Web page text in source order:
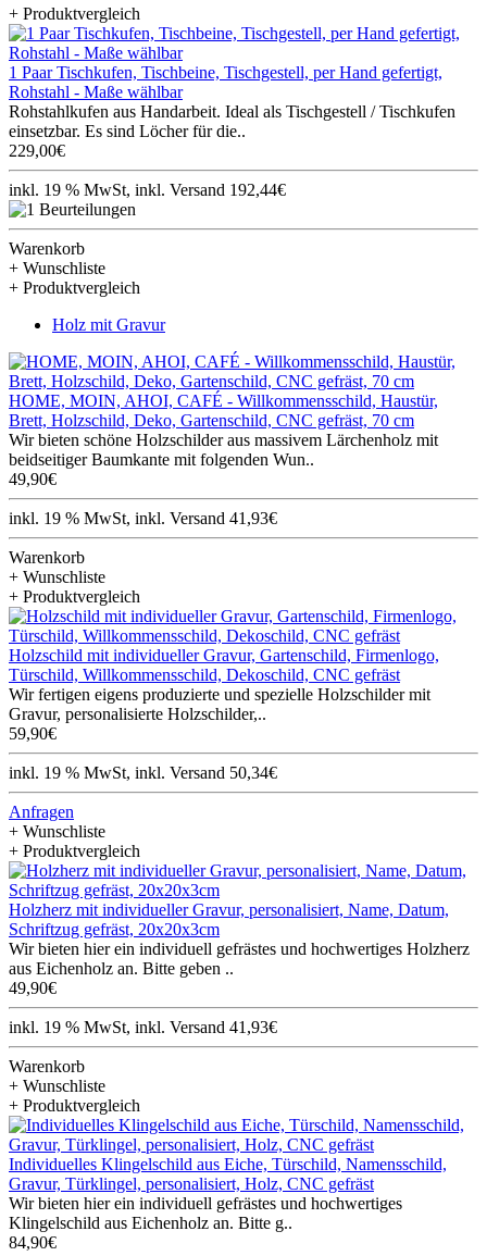
+ Produktvergleich
1 Paar Tischkufen, Tischbeine, Tischgestell, per Hand gefertigt,
Rohstahl - Maße wählbar
Rohstahlkufen aus Handarbeit. Ideal als Tischgestell / Tischkufen
einsetzbar. Es sind Löcher für die..
229,00€
inkl. 19 % MwSt, inkl. Versand 192,44€
Warenkorb
+ Wunschliste
+ Produktvergleich
Holz mit Gravur
HOME, MOIN, AHOI, CAFÉ - Willkommensschild, Haustür,
Brett, Holzschild, Deko, Gartenschild, CNC gefräst, 70 cm
Wir bieten schöne Holzschilder aus massivem Lärchenholz mit
beidseitiger Baumkante mit folgenden Wun..
49,90€
inkl. 19 % MwSt, inkl. Versand 41,93€
Warenkorb
+ Wunschliste
+ Produktvergleich
Holzschild mit individueller Gravur, Gartenschild, Firmenlogo,
Türschild, Willkommensschild, Dekoschild, CNC gefräst
Wir fertigen eigens produzierte und spezielle Holzschilder mit
Gravur, personalisierte Holzschilder,..
59,90€
inkl. 19 % MwSt, inkl. Versand 50,34€
Anfragen
+ Wunschliste
+ Produktvergleich
Holzherz mit individueller Gravur, personalisiert, Name, Datum,
Schriftzug gefräst, 20x20x3cm
Wir bieten hier ein individuell gefrästes und hochwertiges Holzherz
aus Eichenholz an. Bitte geben ..
49,90€
inkl. 19 % MwSt, inkl. Versand 41,93€
Warenkorb
+ Wunschliste
+ Produktvergleich
Individuelles Klingelschild aus Eiche, Türschild, Namensschild,
Gravur, Türklingel, personalisiert, Holz, CNC gefräst
Wir bieten hier ein individuell gefrästes und hochwertiges
Klingelschild aus Eichenholz an. Bitte g..
84,90€